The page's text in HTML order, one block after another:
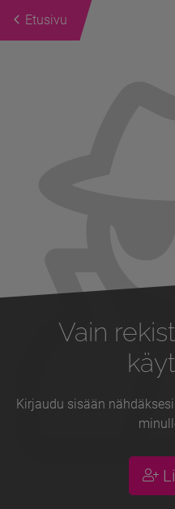
Etusivu
Vain
Kirjaudu sisään